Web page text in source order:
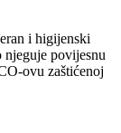
i higijenski
njeguje povijesnu
ovu zaštićenoj